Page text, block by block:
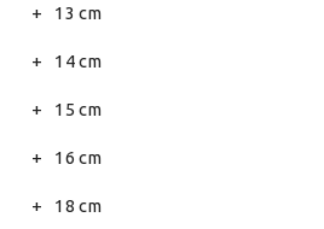
13 cm
14 cm
15 cm
16 cm
18 cm